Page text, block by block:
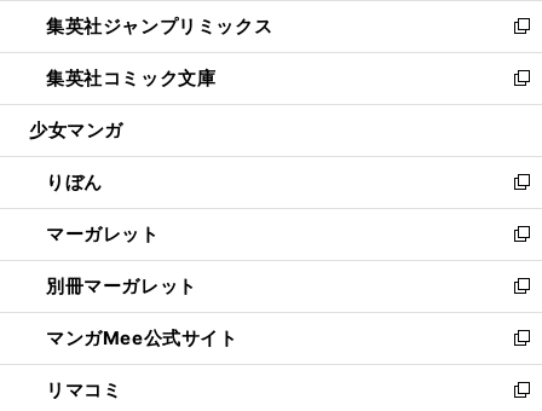
く
で
開
く
ド
ウ
で
開
ィ
ン
ド
ウ
開
く
し
い
ウ
ィ
ン
ウ
で
開
く
集英社ジャンプリミックス
新
し
い
ウ
ン
ド
ウ
で
開
く
集英社コミック文庫
新
し
ウ
ィ
ン
ド
ウ
で
開
く
少女マンガ
りぼん
新
し
い
ウ
ィ
ン
ド
ウ
で
マーガレット
新
し
い
ウ
ィ
ン
ド
別冊マーガレット
新
し
い
ウ
ィ
マンガMee公式サイト
新
し
い
リマコミ
新